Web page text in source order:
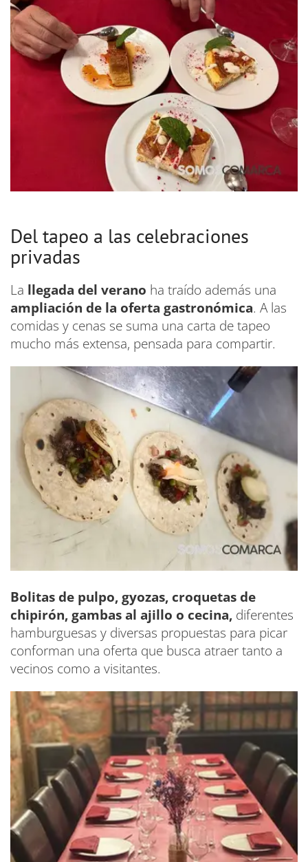
Del tapeo a las celebraciones
privadas
La llegada del verano ha traído además una
ampliación de la oferta gastronómica. A las
comidas y cenas se suma una carta de tapeo
mucho más extensa, pensada para compartir.
Bolitas de pulpo, gyozas, croquetas de
chipirón, gambas al ajillo o cecina, diferentes
hamburguesas y diversas propuestas para picar
conforman una oferta que busca atraer tanto a
vecinos como a visitantes.